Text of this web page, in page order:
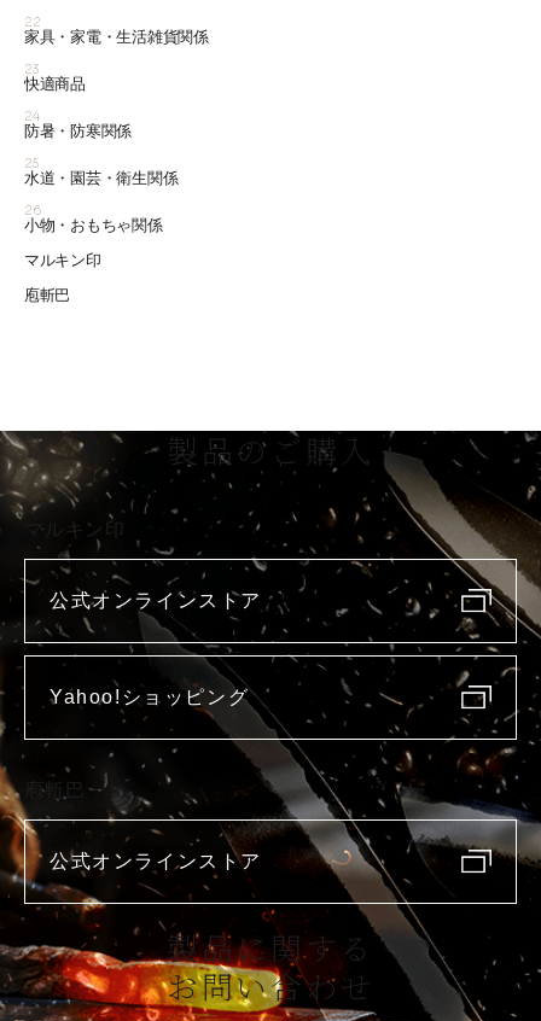
22
家具・家電・生活雑貨関係
23
快適商品
24
防暑・防寒関係
25
水道・園芸・衛生関係
26
小物・おもちゃ関係
マルキン印
庖斬巴
製品のご購入
マルキン印
公式オンラインストア
Yahoo!ショッピング
庖斬巴
公式オンラインストア
製品に関する
お問い合わせ